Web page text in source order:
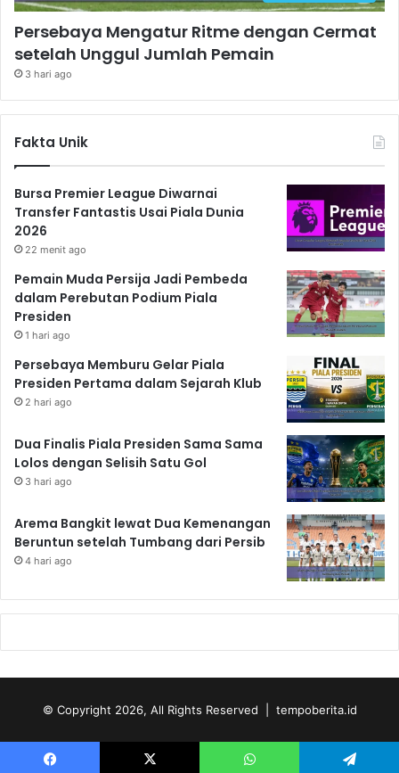
Persebaya Mengatur Ritme dengan Cermat
setelah Unggul Jumlah Pemain
3 hari ago
Fakta Unik
Bursa Premier League Diwarnai
Transfer Fantastis Usai Piala Dunia
2026
22 menit ago
Pemain Muda Persija Jadi Pembeda
dalam Perebutan Podium Piala
Presiden
1 hari ago
Persebaya Memburu Gelar Piala
Presiden Pertama dalam Sejarah Klub
2 hari ago
Dua Finalis Piala Presiden Sama Sama
Lolos dengan Selisih Satu Gol
3 hari ago
Arema Bangkit lewat Dua Kemenangan
Beruntun setelah Tumbang dari Persib
4 hari ago
© Copyright 2026, All Rights Reserved | tempoberita.id